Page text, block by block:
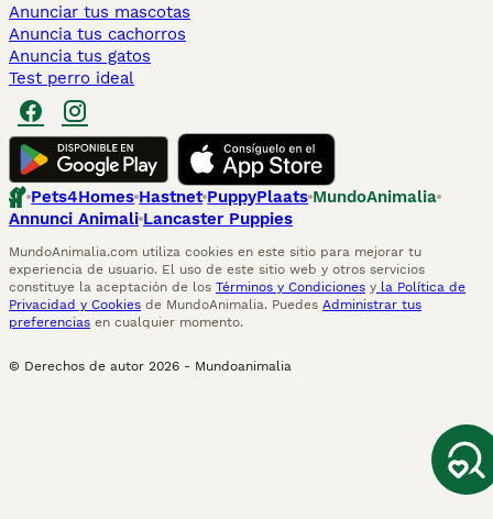
Anunciar tus mascotas
Anuncia tus cachorros
Anuncia tus gatos
Test perro ideal
Pets4Homes Hastnet PuppyPlaats MundoAnimalia
Annunci Animali Lancaster Puppies
MundoAnimalia.com utiliza cookies en este sitio para mejorar tu
experiencia de usuario. El uso de este sitio web y otros servicios
constituye la aceptación de los Términos y Condiciones y la Política de
Privacidad y Cookies de MundoAnimalia. Puedes Administrar tus
preferencias en cualquier momento.
© Derechos de autor 2026 - Mundoanimalia